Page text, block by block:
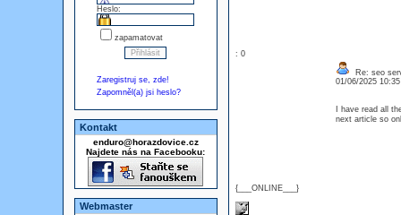
Heslo:
zapamatovat
Zaregistruj se, zde!
Zapomněl(a) jsi heslo?
Kontakt
enduro@horazdovice.cz
Najdete nás na Facebooku:
Webmaster
: 0
{___ONLINE___}
Re: seo
01/06/2025
I have read all
next article so